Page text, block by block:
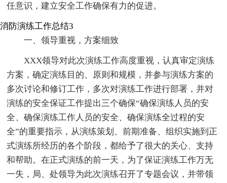
任意识，建立安全工作确保有力的促进。
消防演练工作总结3
一、领导重视，方案细致
XXX领导对此次演练工作高度重视，认真审定演练
方案，确定演练目的、原则和规模，并参与演练方案的
多次讨论和修订工作，多次对演练工作进行部署，并对
演练的安全保证工作提出三个确保“确保演练人员的安
全、确保演练工作人员的安全、确保演练全过程的安
全”的重要指示，从演练策划、前期准备、组织实施到正
式演练所经历的各个阶段，都给予了很大的关心、支持
和帮助。在正式演练的前一天，为了保证演练工作万无
一失，局、处领导为此次演练召开了专题会议，并带领